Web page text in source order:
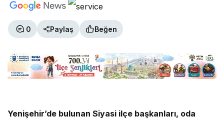
0 Paylaş Beğen
Yenişehir’de bulunan Siyasi ilçe başkanları, oda